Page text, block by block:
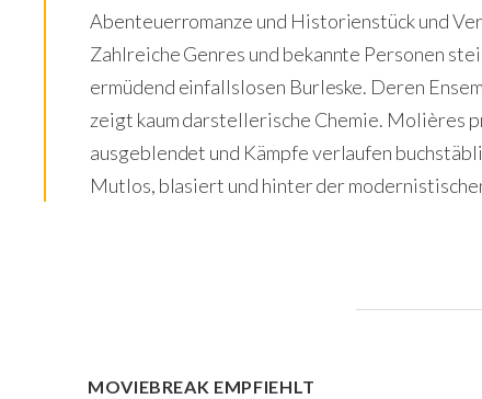
Abenteuerromanze und Historienstück und
Zahlreiche Genres und bekannte Personen
ermüdend einfallslosen Burleske. Deren
zeigt kaum darstellerische Chemie. Molières
ausgeblendet und Kämpfe verlaufen
Mutlos, blasiert und hinter der
MOVIEBREAK EMPFIEHLT